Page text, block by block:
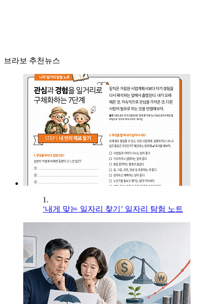
브라보 추천뉴스
1.
‘내게 맞는 일자리 찾기’ 일자리 탐험 노트